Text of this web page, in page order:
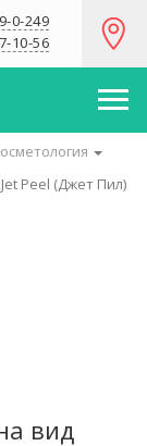
0-249
10-56
Peel (Джет Пил)
вид